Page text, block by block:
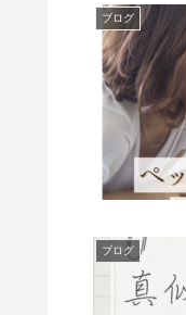
ブログ
ブログ